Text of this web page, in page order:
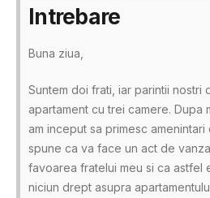
Intrebare
Buna ziua,
Suntem doi frati, iar parintii nostri
apartament cu trei camere. Dupa
am inceput sa primesc amenintari
spune ca va face un act de
favoarea fratelui meu si ca astfel
niciun drept asupra